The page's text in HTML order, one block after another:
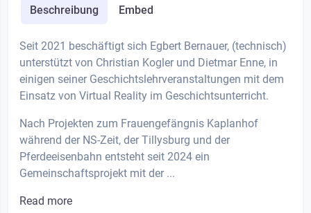
Beschreibung Embed
Seit 2021 beschäftigt sich Egbert Bernauer, (technisch)
unterstützt von Christian Kogler und Dietmar Enne, in
einigen seiner Geschichtslehrveranstaltungen mit dem
Einsatz von Virtual Reality im Geschichtsunterricht.
Nach Projekten zum Frauengefängnis Kaplanhof
während der NS-Zeit, der Tillysburg und der
Pferdeeisenbahn entsteht seit 2024 ein
Gemeinschaftsprojekt mit der ...
Read more